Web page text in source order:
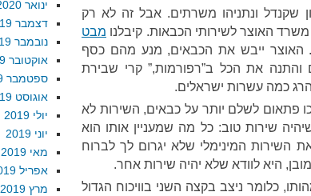
שקנדל ונתניהו משרתים. אבל זה לא רק
האוצר לשירותי הכבאות. קיבלנו מבט
האוצר ייבש את הכבאים, מנע מהם כסף
והתנה את הכל ב”רפורמות,” קרי שבירת
כמה עשרות ישראלים.
פתאום לשלם יותר על כבאים, השירות לא
שיהיה שירות טוב: כל מה שמעניין אותו הוא
השירות המינימלי שלא יגרום לך לברוח
היא לוודא שלא יהיה שירות אחר.
כלומר ניצב בקצה השני בוויכוח הגדול
ינואר 2020
דצמבר 2019
נובמבר 2019
אוקטובר 2019
ספטמבר 2019
אוגוסט 2019
יולי 2019
יוני 2019
מאי 2019
אפריל 2019
מרץ 2019